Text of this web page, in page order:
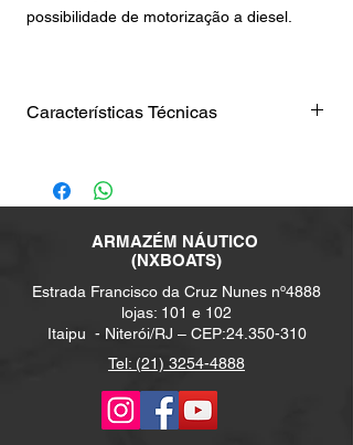
possibilidade de motorização a diesel.
Características Técnicas
Boca Máxima:
Peso Leve:4.500KG
55CM
Altura de Cabine:1,95m
Altura de WC:1,8M
Comprimento de Plataforma de
2,1M
Altura da Cama MN:1 M
Capacidade Tanque Água Doce:
ARMAZÉM NÁUTICO
(NXBOATS)
Estrada Francisco da Cruz Nunes nº4888
lojas: 101 e 102
Itaipu - Niterói/RJ – CEP:24.350-310
Tel: (21) 3254-4888